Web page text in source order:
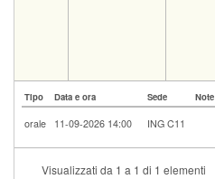
Tipo Data e ora Sede Note
orale 11-09-2026 14:00 ING C11
Visualizzati da 1 a 1 di 1 elementi